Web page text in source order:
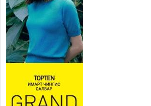
ЗОРИЛТОТ БҮЛЭГТ ХҮРГЭХ
ХҮРЭЭНД МКВ-ИЙН ҮНИЙГ
БУУЛГАХ ҮҮРЭГ ӨГӨВ
2026 оны 7 сар 28 / 16 цаг 47 минут
Эдийн засгийн эрх чөлөөний тухай хуулийн үр
дүнд хөрөнгө оруулалтын таатай орчин бүрдэнэ
Нийгмийн чиглэлийн төслүүдийн санхүүжилтэд
хийгдэж буй шалгалтын улмаас сургуулийн
бүтээн байгуулалтын төслийн ашиглалтад орох